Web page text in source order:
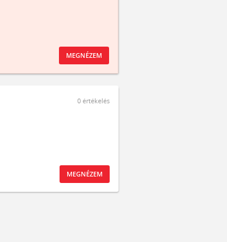
MEGNÉZEM
0 értékelés
MEGNÉZEM